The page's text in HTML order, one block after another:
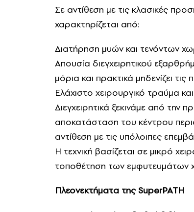
Σε αντίθεση με τις κλασικές
χαρακτηρίζεται από:
Διατήρηση μυών και τενόντων
Απουσία διεγχειρητικού
μόρια και πρακτικά μηδενίζει
Ελάχιστο χειρουργικό τραύμα
Διεγχειρητικά ξεκινάμε από την
αποκατάσταση του κέντρου
αντίθεση με τις υπόλοιπες
Η τεχνική βασίζεται σε μικρό
τοποθέτηση των εμφυτευμάτων
Πλεονεκτήματα της SuperPATH